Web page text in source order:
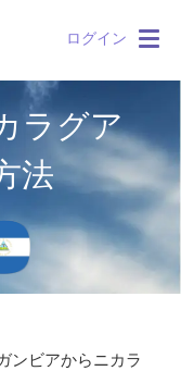
ログイン
ラグア
法
ンビアからニカラ